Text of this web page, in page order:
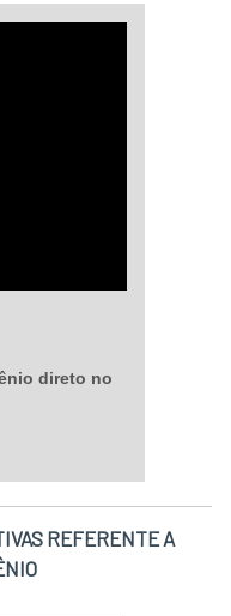
- Granulometria:
direto no
REFERENTE A